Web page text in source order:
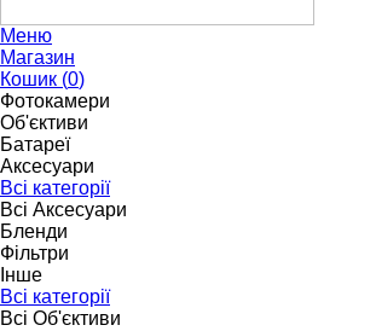
Меню
Магазин
Кошик (0)
Фотокамери
Об'єктиви
Батареї
Аксесуари
Всі категорії
Всі Аксесуари
Бленди
Фільтри
Інше
Всі категорії
Всі Об'єктиви